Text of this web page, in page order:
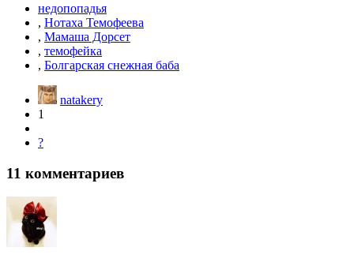
недопопадья
, Нотаха Темофеева
, Мамаша Дорсет
, темофейка
, Болгарская снежная баба
natakery
1
?
11 комментариев